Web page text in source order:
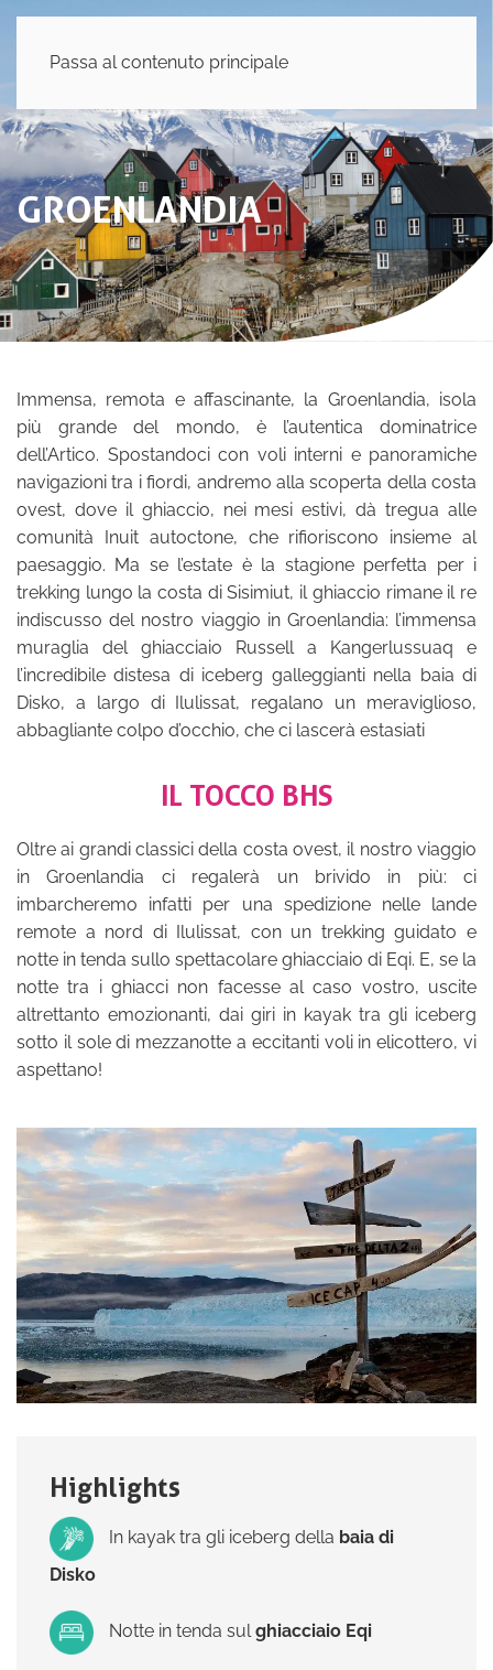
Passa al contenuto principale
GROENLANDIA
Immensa, remota e affascinante, la Groenlandia, isola
più grande del mondo, è l’autentica dominatrice
dell’Artico. Spostandoci con voli interni e panoramiche
navigazioni tra i fiordi, andremo alla scoperta della costa
ovest, dove il ghiaccio, nei mesi estivi, dà tregua alle
comunità Inuit autoctone, che rifioriscono insieme al
paesaggio. Ma se l’estate è la stagione perfetta per i
trekking lungo la costa di Sisimiut, il ghiaccio rimane il re
indiscusso del nostro viaggio in Groenlandia: l’immensa
muraglia del ghiacciaio Russell a Kangerlussuaq e
l’incredibile distesa di iceberg galleggianti nella baia di
Disko, a largo di Ilulissat, regalano un meraviglioso,
abbagliante colpo d’occhio, che ci lascerà estasiati
IL TOCCO BHS
Oltre ai grandi classici della costa ovest, il nostro viaggio
in Groenlandia ci regalerà un brivido in più: ci
imbarcheremo infatti per una spedizione nelle lande
remote a nord di Ilulissat, con un trekking guidato e
notte in tenda sullo spettacolare ghiacciaio di Eqi. E, se la
notte tra i ghiacci non facesse al caso vostro, uscite
altrettanto emozionanti, dai giri in kayak tra gli iceberg
sotto il sole di mezzanotte a eccitanti voli in elicottero, vi
aspettano!
Highlights
In kayak tra gli iceberg della baia di
Disko
Notte in tenda sulghiacciaio Eqi